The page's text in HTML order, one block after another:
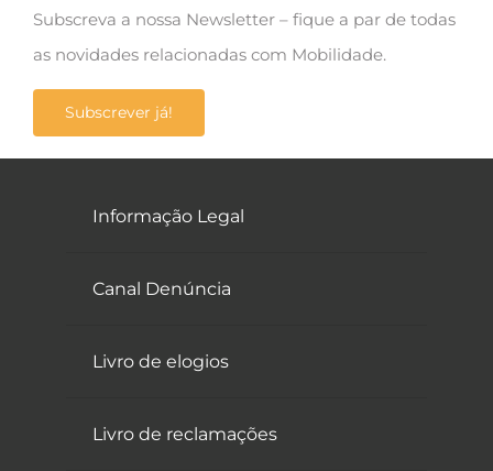
Subscreva a nossa Newsletter – fique a par de todas
as novidades relacionadas com Mobilidade.
Subscrever já!
Informação Legal
Canal Denúncia
Livro de elogios
Livro de reclamações